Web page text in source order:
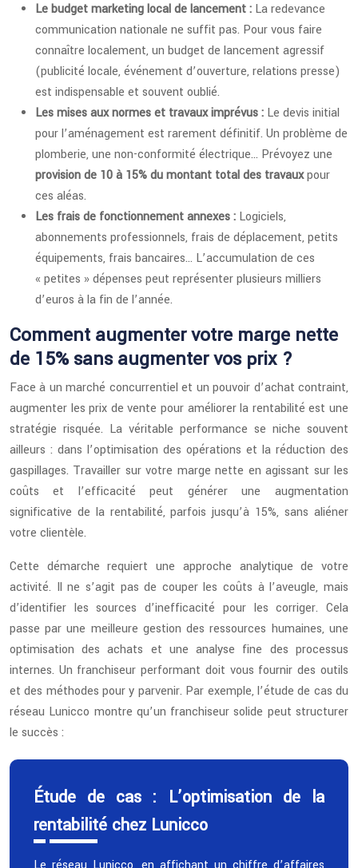
Le budget marketing local de lancement : La redevance
communication nationale ne suffit pas. Pour vous faire
connaître localement, un budget de lancement agressif
(publicité locale, événement d’ouverture, relations presse)
est indispensable et souvent oublié.
Les mises aux normes et travaux imprévus : Le devis initial
pour l’aménagement est rarement définitif. Un problème de
plomberie, une non-conformité électrique… Prévoyez une
provision de 10 à 15% du montant total des travauxpour
ces aléas.
Les frais de fonctionnement annexes : Logiciels,
abonnements professionnels, frais de déplacement, petits
équipements, frais bancaires… L’accumulation de ces
« petites » dépenses peut représenter plusieurs milliers
d’euros à la fin de l’année.
Comment augmenter votre marge nette
de 15% sans augmenter vos prix ?
Face à un marché concurrentiel et un pouvoir d’achat contraint,
augmenter les prix de vente pour améliorer la rentabilité est une
stratégie risquée. La véritable performance se niche souvent
ailleurs : dans l’optimisation des opérations et la réduction des
gaspillages. Travailler sur votre marge nette en agissant sur les
coûts et l’efficacité peut générer une augmentation
significative de la rentabilité, parfois jusqu’à 15%, sans aliéner
votre clientèle.
Cette démarche requiert une approche analytique de votre
activité. Il ne s’agit pas de couper les coûts à l’aveugle, mais
d’identifier les sources d’inefficacité pour les corriger. Cela
passe par une meilleure gestion des ressources humaines, une
optimisation des achats et une analyse fine des processus
internes. Un franchiseur performant doit vous fournir des outils
et des méthodes pour y parvenir. Par exemple, l’étude de cas du
réseau Lunicco montre qu’un franchiseur solide peut structurer
le succès :
Étude de cas : L’optimisation de la
rentabilité chez Lunicco